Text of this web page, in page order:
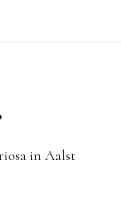
in Aalst